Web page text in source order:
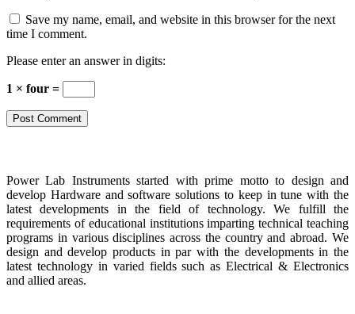
Save my name, email, and website in this browser for the next
time I comment.
Please enter an answer in digits:
1 × four =
Power Lab Instruments started with prime motto to design and
develop Hardware and software solutions to keep in tune with the
latest developments in the field of technology. We fulfill the
requirements of educational institutions imparting technical teaching
programs in various disciplines across the country and abroad. We
design and develop products in par with the developments in the
latest technology in varied fields such as Electrical & Electronics
and allied areas.